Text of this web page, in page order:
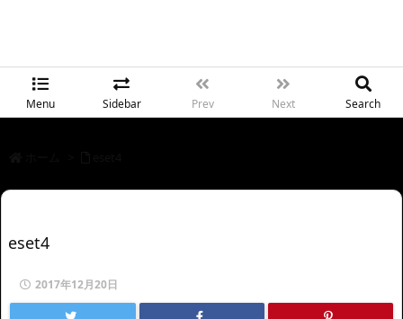
Menu Sidebar Prev Next Search
eset4
2017年12月20日